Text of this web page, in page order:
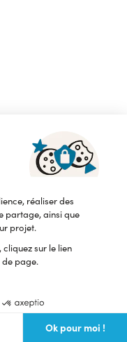
réaliser des
partage, ainsi que
projet.
sur le lien
de page.
Ok pour moi !